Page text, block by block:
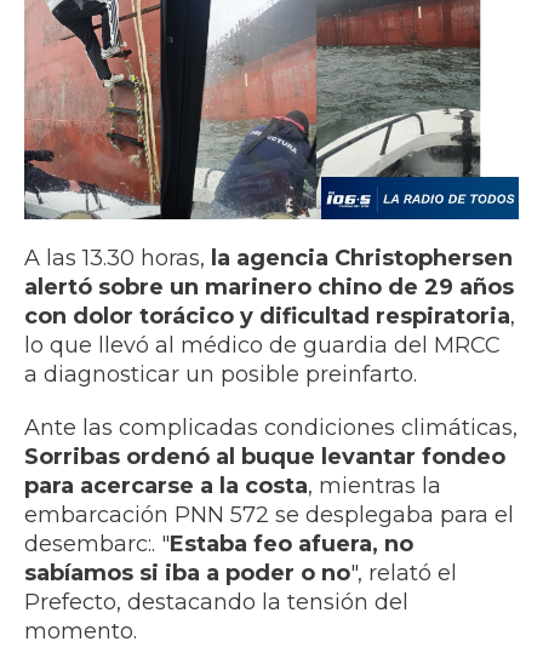
A las 13.30 horas, la agencia Christophersen
alertó sobre un marinero chino de 29 años
con dolor torácico y dificultad respiratoria,
lo que llevó al médico de guardia del MRCC
a diagnosticar un posible preinfarto.
Ante las complicadas condiciones climáticas,
Sorribas ordenó al buque levantar fondeo
para acercarse a la costa, mientras la
embarcación PNN 572 se desplegaba para el
desembarc:. "Estaba feo afuera, no
sabíamos si iba a poder o no", relató el
Prefecto, destacando la tensión del
momento.